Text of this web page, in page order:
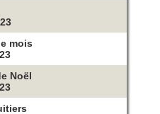
mois
Noël